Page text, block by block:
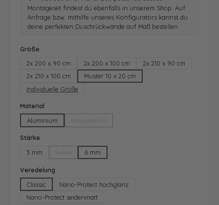
Montageset findest du ebenfalls in unserem Shop. Auf
Anfrage bzw. mithilfe unseres Konfigurators kannst du
deine perfekten Duschrückwände auf Maß bestellen
Größe
2x 200 x 90 cm
2x 200 x 100 cm
2x 210 x 90 cm
2x 210 x 100 cm
Muster 10 x 20 cm
Individuelle Größe
Material
Aluminium
Stärke
3 mm
(Diese Option ist zurzeit nicht verfügbar.)
6 mm
Veredelung
Classic
Nano-Protect hochglanz
Nano-Protect seidenmatt